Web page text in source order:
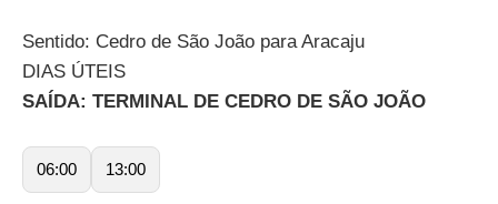
Sentido: Cedro de São João para Aracaju
DIAS ÚTEIS
SAÍDA: TERMINAL DE CEDRO DE SÃO JOÃO
06:00 13:00